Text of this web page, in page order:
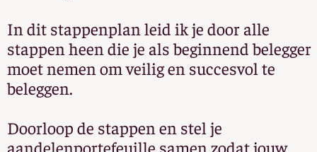
In dit stappenplan leid ik je door alle
stappen heen die je als beginnend belegger
moet nemen om veilig en succesvol te
beleggen.
Doorloop de stappen en stel je
aandelenportefeuille samen zodat jouw